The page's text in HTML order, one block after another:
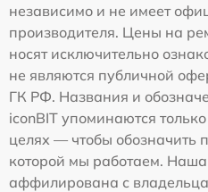
независимо и не имеет
производителя. Цены на
носят исключительно
не являются публичной
ГК РФ. Названия и
iconBIT упоминаются
целях — чтобы обозначить
которой мы работаем.
аффилирована с